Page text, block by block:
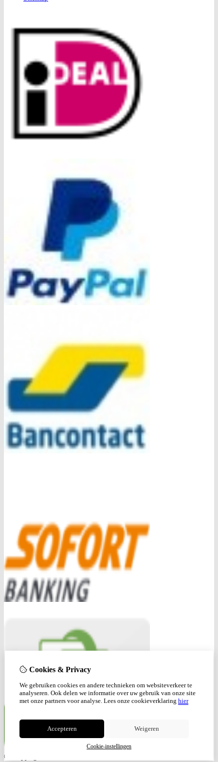
© Copyright 2026
Cookies & Privacy
We gebruiken cookies en andere technieken om websiteverkeer te
analyseren. Ook delen we informatie over uw gebruik van onze site
met onze partners voor analyse. Lees onze cookieverklaring hier
Accepteren Weigeren
Cookie-instellingen